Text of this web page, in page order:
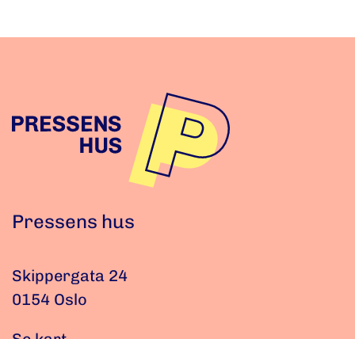
Pressens hus
Skippergata 24
0154 Oslo